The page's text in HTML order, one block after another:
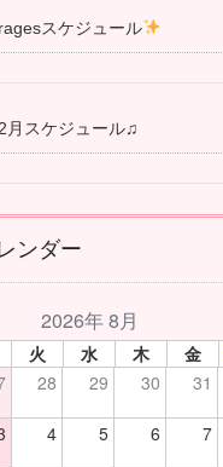
スケジュール
月スケジュール♫
ンダー
2026年 8月
火 水 木 金
28 29 30 31
4 5 6 7